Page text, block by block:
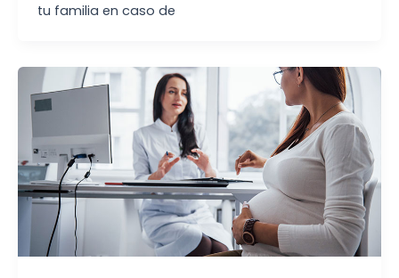
tu familia en caso de